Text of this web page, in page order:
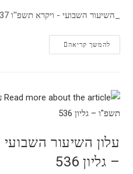
_השיעור השבועי - ויקרא תשפ''ו 537הורד
להמשך קריאה
עלון השיעור
– גליון 536